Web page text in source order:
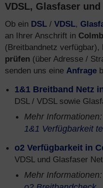
VDSL, Glasfaser
Ob ein DSL / VDSL,
an Ihrer Anschrift in
(Breitbandnetz verfügbar),
prüfen (über Adresse /
senden uns eine Anfrage
1&1 Breitband Netz
DSL / VDSL sowie
Mehr Informationen:
1&1 Verfügbarkeit
o2 Verfügbarkeit in
VDSL und Glasfaser
Mehr Informationen: